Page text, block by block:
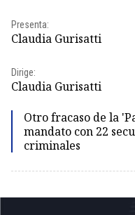
Presenta:
Claudia Gurisatti
Dirige:
Claudia Gurisatti
Otro fracaso de la
mandato con 22
criminales